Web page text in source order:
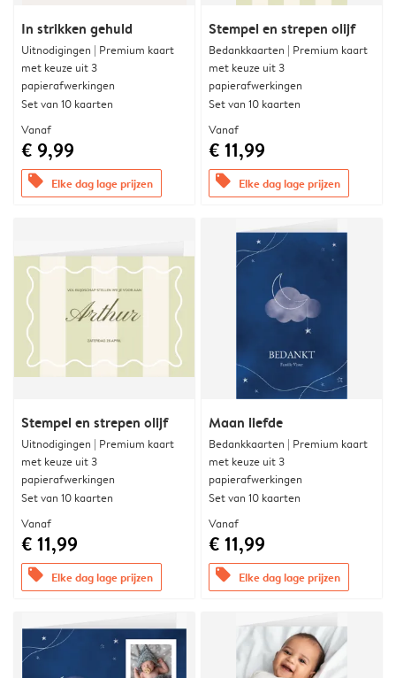
In strikken gehuld
Uitnodigingen | Premium kaart
met keuze uit 3
papierafwerkingen
Set van 10 kaarten
Vanaf
€ 9,99
offers Elke dag lage prijzen
Stempel en strepen olijf
Bedankkaarten | Premium kaart
met keuze uit 3
papierafwerkingen
Set van 10 kaarten
Vanaf
€ 11,99
offers Elke dag lage prijzen
Stempel en strepen olijf
Uitnodigingen | Premium kaart
met keuze uit 3
papierafwerkingen
Set van 10 kaarten
Vanaf
€ 11,99
offers Elke dag lage prijzen
Maan liefde
Bedankkaarten | Premium kaart
met keuze uit 3
papierafwerkingen
Set van 10 kaarten
Vanaf
€ 11,99
offers Elke dag lage prijzen